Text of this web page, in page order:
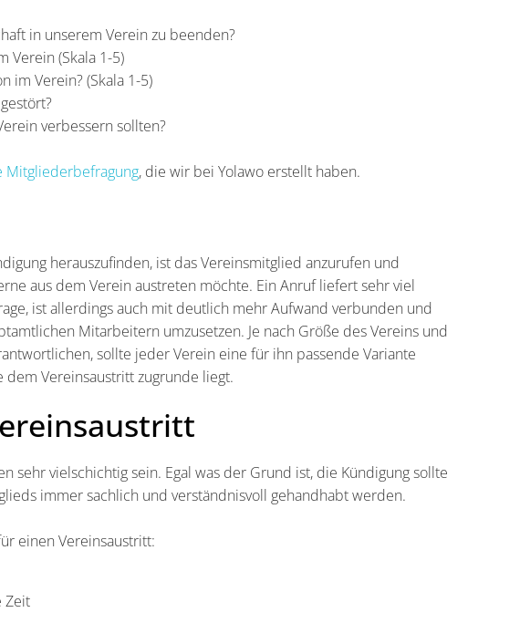
in unserem Verein zu beenden?
Verein (Skala 1-5)
im Verein? (Skala 1-5)
verbessern sollten?
Mitgliederbefragung, die wir bei Yolawo erstellt haben.
herauszufinden, ist das Vereinsmitglied anzurufen und
aus dem Verein austreten möchte. Ein Anruf liefert sehr viel
ist allerdings auch mit deutlich mehr Aufwand verbunden und
Mitarbeitern umzusetzen. Je nach Größe des Vereins und
sollte jeder Verein eine für ihn passende Variante
dem Vereinsaustritt zugrunde liegt.
sehr vielschichtig sein. Egal was der Grund ist, die Kündigung sollte
immer sachlich und verständnisvoll gehandhabt werden.
einen Vereinsaustritt:
Zeit